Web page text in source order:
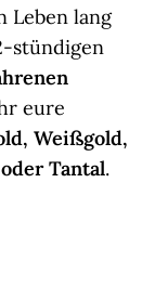
Leben lang
stündigen
eure
Weißgold,
Tantal.